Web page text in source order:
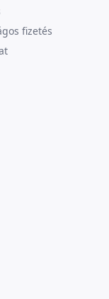
fizetés